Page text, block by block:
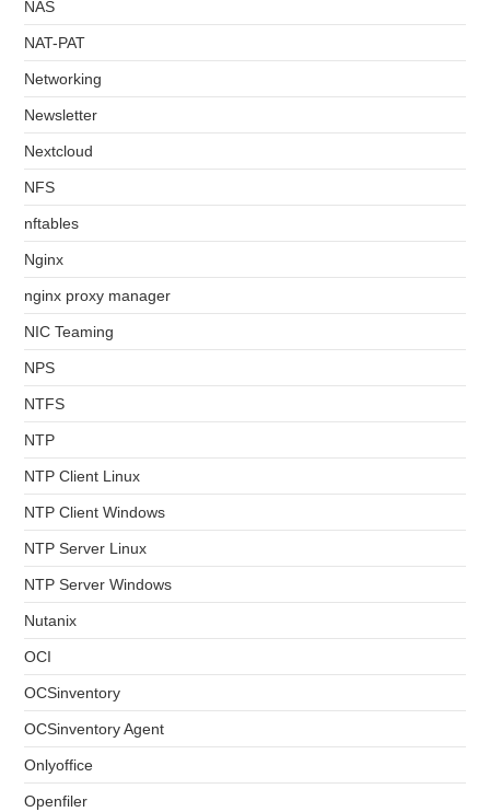
NAS
NAT-PAT
Networking
Newsletter
Nextcloud
NFS
nftables
Nginx
nginx proxy manager
NIC Teaming
NPS
NTFS
NTP
NTP Client Linux
NTP Client Windows
NTP Server Linux
NTP Server Windows
Nutanix
OCI
OCSinventory
OCSinventory Agent
Onlyoffice
Openfiler